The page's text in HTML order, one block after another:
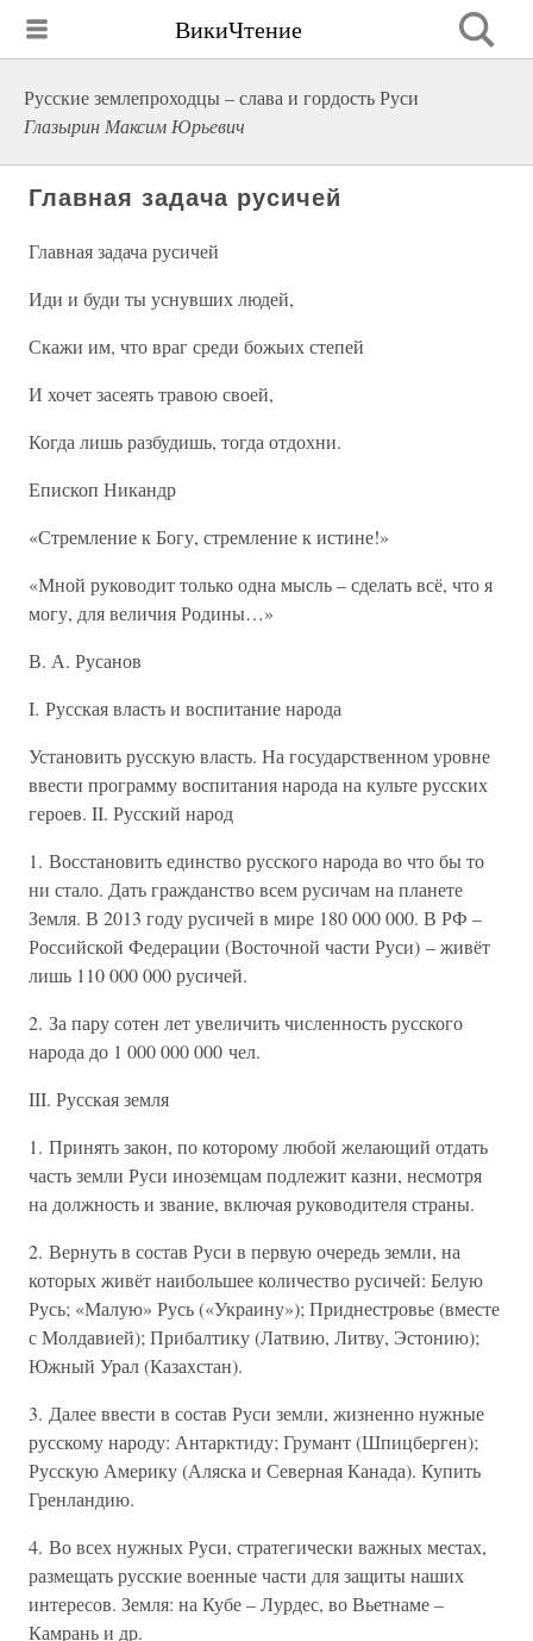
ВикиЧтение
Русские землепроходцы – слава и гордость Руси
Глазырин Максим Юрьевич
Главная задача русичей
Главная задача русичей
Иди и буди ты уснувших людей,
Скажи им, что враг среди божьих степей
И хочет засеять травою своей,
Когда лишь разбудишь, тогда отдохни.
Епископ Никандр
«Стремление к Богу, стремление к истине!»
«Мной руководит только одна мысль – сделать всё, что я
могу, для величия Родины…»
В. А. Русанов
I. Русская власть и воспитание народа
Установить русскую власть. На государственном уровне
ввести программу воспитания народа на культе русских
героев. II. Русский народ
1. Восстановить единство русского народа во что бы то
ни стало. Дать гражданство всем русичам на планете
Земля. В 2013 году русичей в мире 180 000 000. В РФ –
Российской Федерации (Восточной части Руси) – живёт
лишь 110 000 000 русичей.
2. За пару сотен лет увеличить численность русского
народа до 1 000 000 000 чел.
III. Русская земля
1. Принять закон, по которому любой желающий отдать
часть земли Руси иноземцам подлежит казни, несмотря
на должность и звание, включая руководителя страны.
2. Вернуть в состав Руси в первую очередь земли, на
которых живёт наибольшее количество русичей: Белую
Русь; «Малую» Русь («Украину»); Приднестровье (вместе
с Молдавией); Прибалтику (Латвию, Литву, Эстонию);
Южный Урал (Казахстан).
3. Далее ввести в состав Руси земли, жизненно нужные
русскому народу: Антарктиду; Грумант (Шпицберген);
Русскую Америку (Аляска и Северная Канада). Купить
Гренландию.
4. Во всех нужных Руси, стратегически важных местах,
размещать русские военные части для защиты наших
интересов. Земля: на Кубе – Лурдес, во Вьетнаме –
Камрань и др.